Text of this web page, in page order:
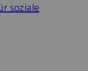
soziale